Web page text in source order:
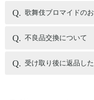
歌舞伎ブロマイドの
不良品交換について
受け取り後に返品した